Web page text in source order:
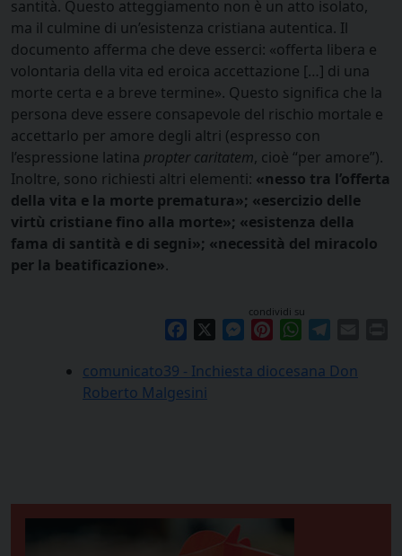
santità. Questo atteggiamento non è un atto isolato,
ma il culmine di un’esistenza cristiana autentica. Il
documento afferma che deve esserci: «offerta libera e
volontaria della vita ed eroica accettazione […] di una
morte certa e a breve termine». Questo significa che la
persona deve essere consapevole del rischio mortale e
accettarlo per amore degli altri (espresso con
l’espressione latina propter caritatem, cioè “per amore”).
Inoltre, sono richiesti altri elementi: «nesso tra l’offerta
della vita e la morte prematura»; «esercizio delle
virtù cristiane fino alla morte»; «esistenza della
fama di santità e di segni»; «necessità del miracolo
per la beatificazione».
condividi su
Facebook Messenger
PinterestWhatsApp
comunicato39 - Inchiesta diocesana Don
Roberto Malgesini